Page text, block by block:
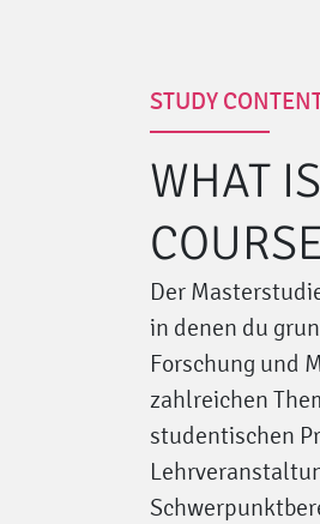
STUDY
WHAT
Der
in denen du
Forschung und
zahlreichen
studentischen